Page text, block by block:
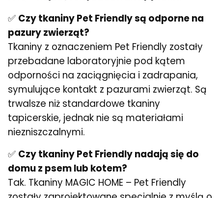
✅ Czy tkaniny Pet Friendly są odporne na
pazury zwierząt?
Tkaniny z oznaczeniem Pet Friendly zostały
przebadane laboratoryjnie pod kątem
odporności na zaciągnięcia i zadrapania,
symulujące kontakt z pazurami zwierząt. Są
trwalsze niż standardowe tkaniny
tapicerskie, jednak nie są materiałami
niezniszczalnymi.
✅ Czy tkaniny Pet Friendly nadają się do
domu z psem lub kotem?
Tak. Tkaniny MAGIC HOME – Pet Friendly